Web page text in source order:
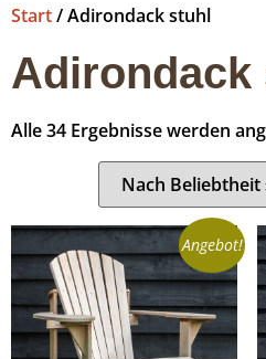
Start/ Adirondack stuhl
Adirondack
Alle 34 Ergebnisse werden
Angebot!